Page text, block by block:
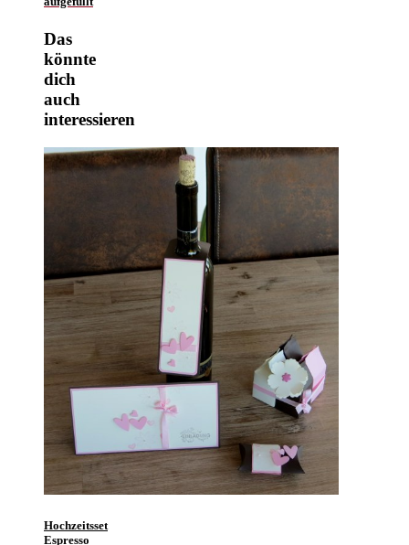
Das
könnte
dich
auch
interessieren
Hochzeitsset
Espresso